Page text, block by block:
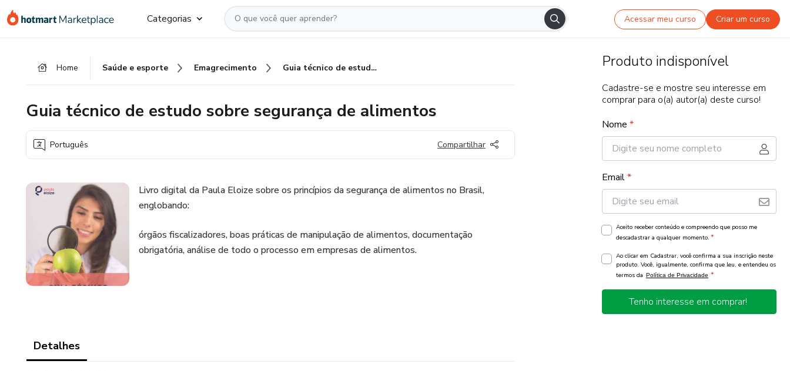
para
para
para
Categorias Acessar meu curso Criar um curso
Home Saúde e esporte Emagrecimento Guia técnico de estudo sobre segurança de alimentos
Guia técnico de estudo sobre segurança de alimentos
Português Compartilhar
Livro digital da Paula Eloize sobre os princípios da segurança de alimentos no Brasil,
englobando:
órgãos fiscalizadores, boas práticas de manipulação de alimentos, documentação
obrigatória, análise de todo o processo em empresas de alimentos.
Detalhes
Produto indisponível
Cadastre-se e mostre seu interesse em
comprar para o(a) autor(a) deste curso!
Nome *
Email*
Aceito receber conteúdo e compreendo que posso me
descadastrar a qualquer momento. *
Ao clicar em Cadastrar, você confirma a sua inscrição neste
produto. Você, igualmente, confirma que leu, e entendeu os
termos da Política de Privacidade *
Tenho interesse em comprar!